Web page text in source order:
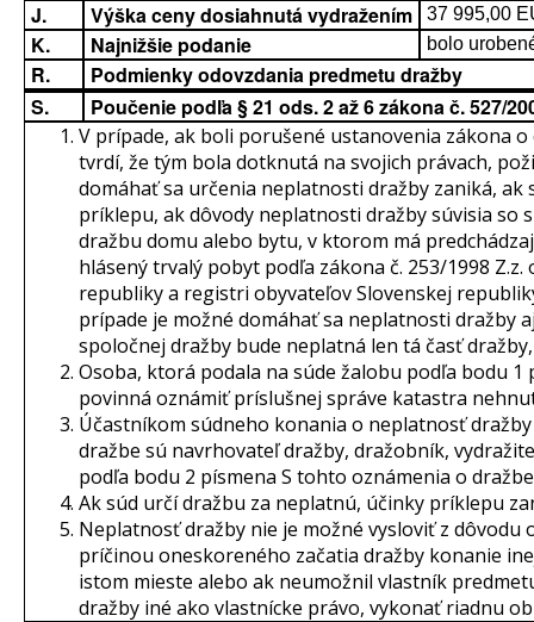
J.
Výška ceny dosiahnutá vydražením 37 995,00
K. Najnižšie podanie bolo
R.
Podmienky odovzdania predmetu dražby
S.
Poučenie podľa § 21 ods. 2 až 6 zákona č. 527/
V prípade, ak boli porušené ustanovenia zákona
tvrdí, že tým bola dotknutá na svojich právach,
domáhať sa určenia neplatnosti dražby zaniká,
príklepu, ak dôvody neplatnosti dražby súvisia so
dražbu domu alebo bytu, v ktorom má
hlásený trvalý pobyt podľa zákona č. 253/1998
republiky a registri obyvateľov Slovenskej
prípade je možné domáhať sa neplatnosti dražby
spoločnej dražby bude neplatná len tá časť
Osoba, ktorá podala na súde žalobu podľa bodu
povinná oznámiť príslušnej správe katastra
Účastníkom súdneho konania o neplatnosť
dražbe sú navrhovateľ dražby, dražobník,
podľa bodu 2 písmena S tohto oznámenia o
Ak súd určí dražbu za neplatnú, účinky príklepu
Neplatnosť dražby nie je možné vysloviť z
príčinou oneskoreného začatia dražby konanie
istom mieste alebo ak neumožnil vlastník
dražby iné ako vlastnícke právo, vykonať riadnu